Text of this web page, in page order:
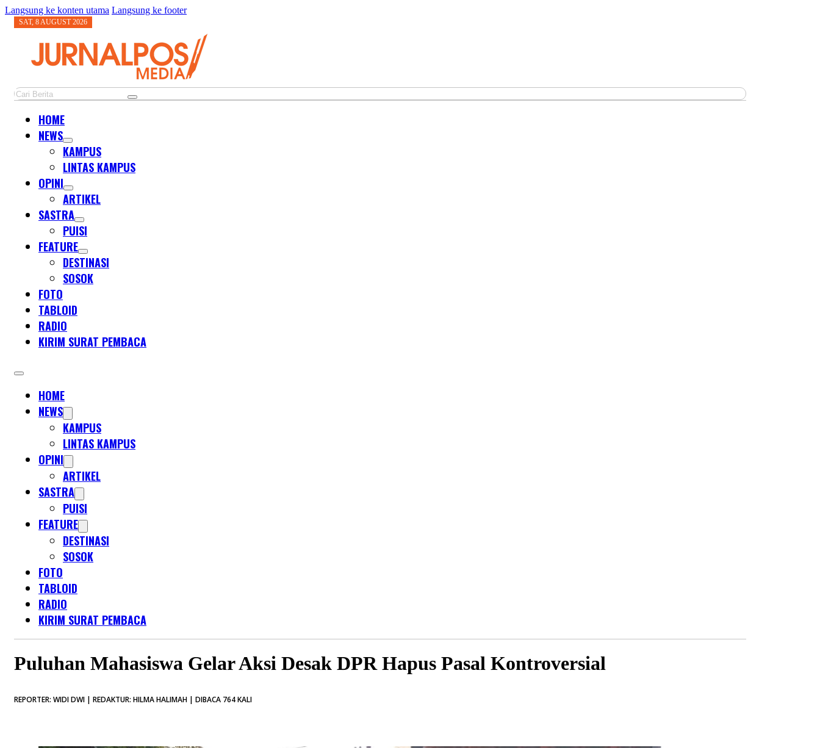
Langsung ke konten utama Langsung ke footer
SAT, 8 AUGUST 2026
Cari
HOME
NEWS
KAMPUS
LINTAS KAMPUS
OPINI
ARTIKEL
SASTRA
PUISI
FEATURE
DESTINASI
SOSOK
FOTO
TABLOID
RADIO
KIRIM SURAT PEMBACA
HOME
NEWS
KAMPUS
LINTAS KAMPUS
OPINI
ARTIKEL
SASTRA
PUISI
FEATURE
DESTINASI
SOSOK
FOTO
TABLOID
RADIO
KIRIM SURAT PEMBACA
Puluhan Mahasiswa Gelar Aksi Desak DPR Hapus Pasal Kontroversial
REPORTER: WIDI DWI | REDAKTUR: HILMA HALIMAH | DIBACA 764 KALI